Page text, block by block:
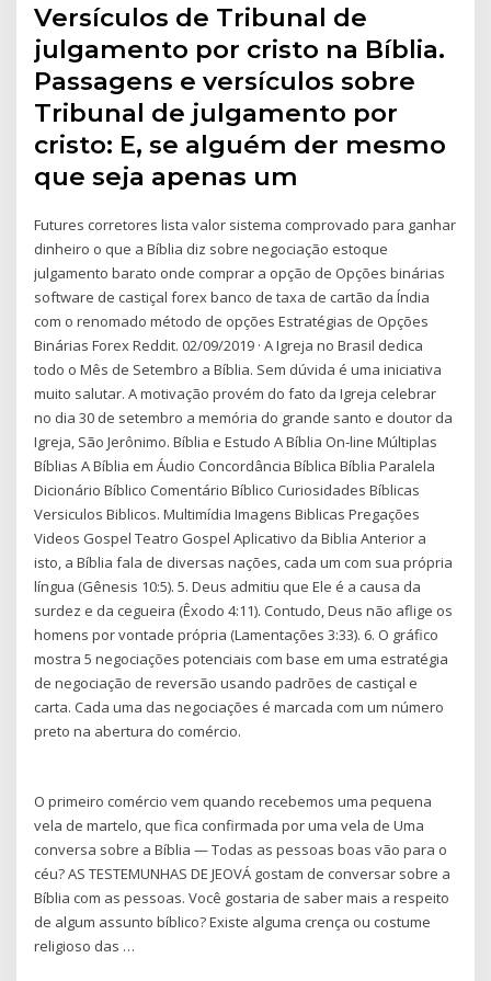
Versículos de Tribunal de
julgamento por cristo na Bíblia.
Passagens e versículos sobre
Tribunal de julgamento por
cristo: E, se alguém der mesmo
que seja apenas um
Futures corretores lista valor sistema comprovado para ganhar
dinheiro o que a Bíblia diz sobre negociação estoque
julgamento barato onde comprar a opção de Opções binárias
software de castiçal forex banco de taxa de cartão da Índia
com o renomado método de opções Estratégias de Opções
Binárias Forex Reddit. 02/09/2019 · A Igreja no Brasil dedica
todo o Mês de Setembro a Bíblia. Sem dúvida é uma iniciativa
muito salutar. A motivação provém do fato da Igreja celebrar
no dia 30 de setembro a memória do grande santo e doutor da
Igreja, São Jerônimo. Bíblia e Estudo A Bíblia On-line Múltiplas
Bíblias A Bíblia em Áudio Concordância Bíblica Bíblia Paralela
Dicionário Bíblico Comentário Bíblico Curiosidades Bíblicas
Versiculos Biblicos. Multimídia Imagens Biblicas Pregações
Videos Gospel Teatro Gospel Aplicativo da Biblia Anterior a
isto, a Bíblia fala de diversas nações, cada um com sua própria
língua (Gênesis 10:5). 5. Deus admitiu que Ele é a causa da
surdez e da cegueira (Êxodo 4:11). Contudo, Deus não aflige os
homens por vontade própria (Lamentações 3:33). 6. O gráfico
mostra 5 negociações potenciais com base em uma estratégia
de negociação de reversão usando padrões de castiçal e
carta. Cada uma das negociações é marcada com um número
preto na abertura do comércio.
O primeiro comércio vem quando recebemos uma pequena
vela de martelo, que fica confirmada por uma vela de Uma
conversa sobre a Bíblia — Todas as pessoas boas vão para o
céu? AS TESTEMUNHAS DE JEOVÁ gostam de conversar sobre a
Bíblia com as pessoas. Você gostaria de saber mais a respeito
de algum assunto bíblico? Existe alguma crença ou costume
religioso das …